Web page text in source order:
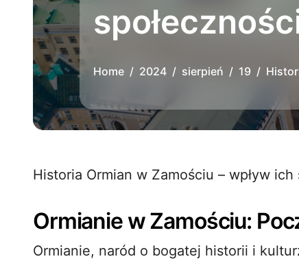
Home 2024 sierpień 19
Historia Ormian w Zamościu – wpływ
Ormianie w Zamościu:
Ormianie, naród o bogatej historii i